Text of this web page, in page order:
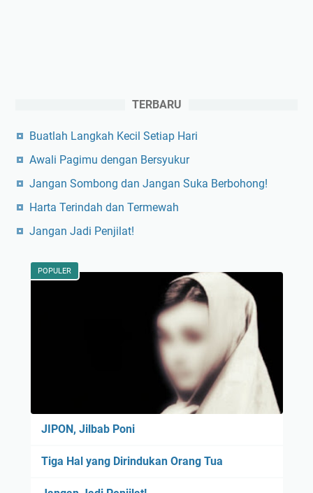
TERBARU
Buatlah Langkah Kecil Setiap Hari
Awali Pagimu dengan Bersyukur
Jangan Sombong dan Jangan Suka Berbohong!
Harta Terindah dan Termewah
Jangan Jadi Penjilat!
POPULER
JIPON, Jilbab Poni
Tiga Hal yang Dirindukan Orang Tua